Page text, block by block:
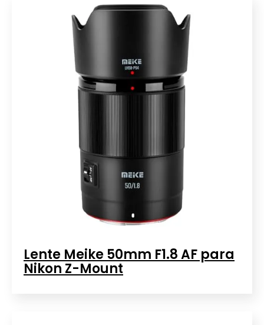
Lente Meike 50mm F1.8 AF para
Nikon Z-Mount